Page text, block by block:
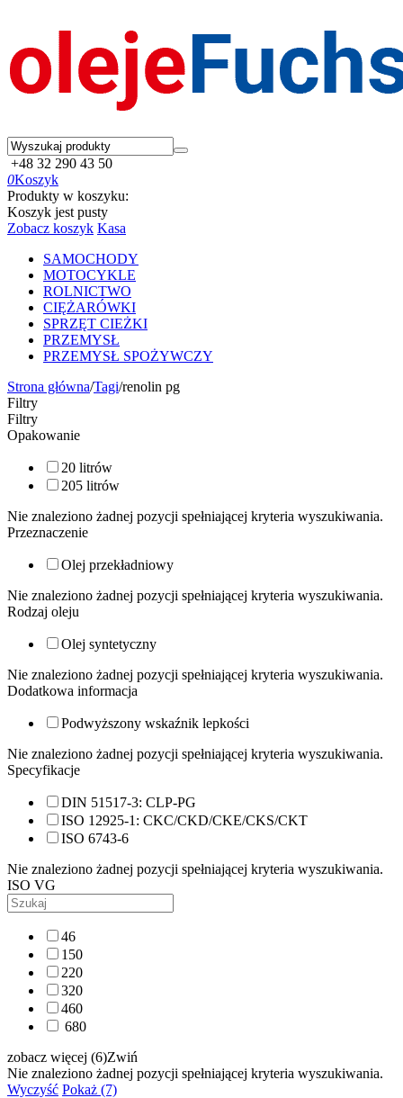
+48 32 290 43 50
0Koszyk
Produkty w koszyku:
Koszyk jest pusty
Zobacz koszyk Kasa
SAMOCHODY
MOTOCYKLE
ROLNICTWO
CIĘŻARÓWKI
SPRZĘT CIEŻKI
PRZEMYSŁ
PRZEMYSŁ SPOŻYWCZY
Strona główna/Tagi/renolin pg
Filtry
Filtry
Opakowanie
20 litrów
205 litrów
Nie znaleziono żadnej pozycji spełniającej kryteria wyszukiwania.
Przeznaczenie
Olej przekładniowy
Nie znaleziono żadnej pozycji spełniającej kryteria wyszukiwania.
Rodzaj oleju
Olej syntetyczny
Nie znaleziono żadnej pozycji spełniającej kryteria wyszukiwania.
Dodatkowa informacja
Podwyższony wskaźnik lepkości
Nie znaleziono żadnej pozycji spełniającej kryteria wyszukiwania.
Specyfikacje
DIN 51517-3: CLP-PG
ISO 12925-1: CKC/CKD/CKE/CKS/CKT
ISO 6743-6
Nie znaleziono żadnej pozycji spełniającej kryteria wyszukiwania.
ISO VG
46
150
220
320
460
680
zobacz więcej (6)Zwiń
Nie znaleziono żadnej pozycji spełniającej kryteria wyszukiwania.
Wyczyść Pokaż (7)